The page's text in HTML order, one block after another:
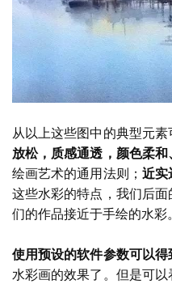
从以上这些图中的典型元素
放松，质感通透，颜色柔
绘画艺术的通用法则； 近实
这些水彩的特点，我们后
们的作品接近于手绘的水彩
使用预设的软件参数可以得
水彩画的效果了。但是可